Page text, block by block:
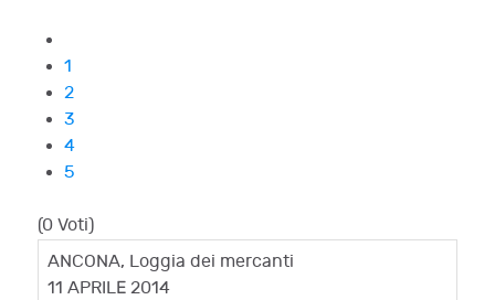
1
2
3
4
5
(0 Voti)
ANCONA, Loggia dei mercanti
11 APRILE 2014